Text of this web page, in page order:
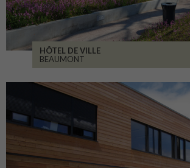
HÔTEL DE VILLE
BEAUMONT